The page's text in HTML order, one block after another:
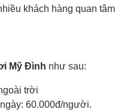
khách hàng quan
Mỹ Đình như sau:
trời
60.000đ/người.